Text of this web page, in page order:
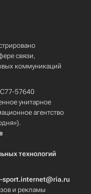
связи,
коммуникаций
57640
унитарное
агентство
технологий
sport.internet@ria.ru
и рекламы